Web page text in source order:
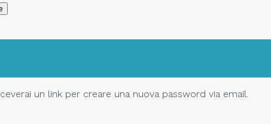
un link per creare una nuova password via email.